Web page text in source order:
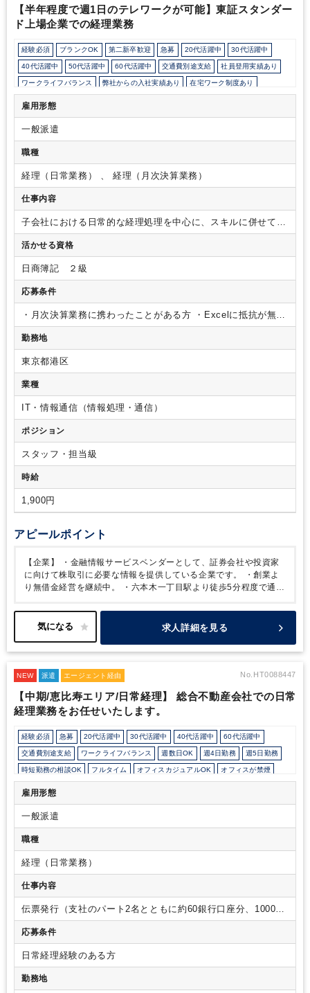
【半年程度で週1日のテレワークが可能】東証スタンダー
ド上場企業での経理業務
経験必須 ブランクOK 第二新卒歓迎 急募 20代活躍中 30代活躍中
40代活躍中 50代活躍中 60代活躍中 交通費別途支給 社員登用実績あり
ワークライフバランス 弊社からの入社実績あり 在宅ワーク制度あり
オフィスカジュアルOK オフィスが禁煙 派遣スタッフ活躍中
ルーティンワークがメイン
EXCELのスキルが活かせる
雇用形態
一般派遣
職種
経理（日常業務） 、 経理（月次決算業務）
仕事内容
子会社における日常的な経理処理を中心に、スキルに併せて幅
広い仕事のサポートをお任せします。■仕訳・伝票処理■会計
システム操作（FX5）
電話対応（5～10件程度/日）などの庶務業務
活かせる資格
日商簿記 ２級
応募条件
・月次決算業務に携わったことがある方 ・Excelに抵抗が無い
方・他部門とのコミュニケーションを円滑に進められる方
勤務地
東京都港区
業種
IT・情報通信（情報処理・通信）
ポジション
スタッフ・担当級
時給
1,900円
アピールポイント
【企業】
・金融情報サービスベンダーとして、証券会社や投資家
に向けて株取引に必要な情報を提供している企業です。
・創業よ
り無借金経営を継続中。
・六本木一丁目駅より徒歩5分程度で通勤
名・最小で6名程度のイメージです。ご経験やスキルによってお任
せする子会社を決定いたします。
・現在経理チームでは他メンバ
応いただきます。・ExcelでVLOOKUP や SUM 関数を使う機会が
・月末月初には残業が発生しやすく、月平均20時間程度となる見
込みです。
求人詳細を見る
NEW 派遣 エージェント経由 No.HT0088447
【中期/恵比寿エリア/日常経理】 総合不動産会社での日常
経理業務をお任せいたします。
経験必須 急募 20代活躍中 30代活躍中 40代活躍中 60代活躍中
交通費別途支給 ワークライフバランス 週数日OK 週4日勤務 週5日勤務
時短勤務の相談OK フルタイム オフィスカジュアルOK オフィスが禁煙
土日祝休み 完全週休2日制 英語力不要 弥生会計
雇用形態
一般派遣
職種
経理（日常業務）
仕事内容
伝票発行（支社のパート2名とともに約60銀行口座分、1000枚/
月）支社のパート2名への教育、連携簡単な未払金伝票の発
行 等
応募条件
日常経理経験のある方
勤務地